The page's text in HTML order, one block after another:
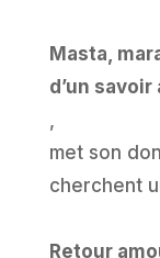
Masta,
d’un
met son
cherchent
Retour